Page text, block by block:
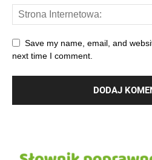
Save my name, email, and
next time I comment.